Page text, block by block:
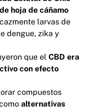
hoja de cáñamo
larvas de
dengue, zika y
que el CBD era
con efecto
compuestos
alternativas